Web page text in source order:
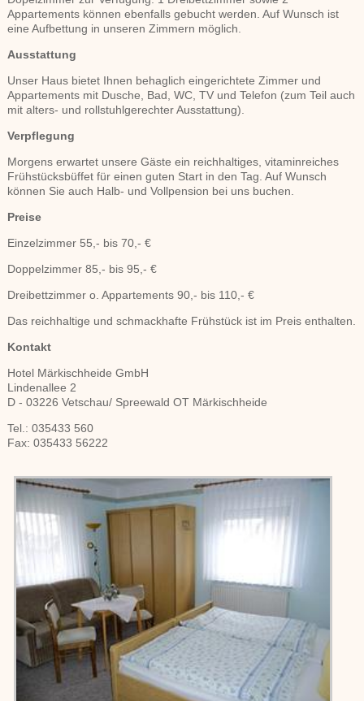
Appartements können ebenfalls gebucht werden. Auf Wunsch ist
eine Aufbettung in unseren Zimmern möglich.
Ausstattung
Unser Haus bietet Ihnen behaglich eingerichtete Zimmer und
Appartements mit Dusche, Bad, WC, TV und Telefon (zum Teil auch
mit alters- und rollstuhlgerechter Ausstattung).
Verpflegung
Morgens erwartet unsere Gäste ein reichhaltiges, vitaminreiches
Frühstücksbüffet für einen guten Start in den Tag. Auf Wunsch
können Sie auch Halb- und Vollpension bei uns buchen.
Preise
Einzelzimmer 55,- bis 70,- €
Doppelzimmer 85,- bis 95,- €
Dreibettzimmer o. Appartements 90,- bis 110,- €
Das reichhaltige und schmackhafte Frühstück ist im Preis enthalten.
Kontakt
Hotel Märkischheide GmbH
Lindenallee 2
D - 03226 Vetschau/ Spreewald OT Märkischheide
Tel.: 035433 560
Fax: 035433 56222